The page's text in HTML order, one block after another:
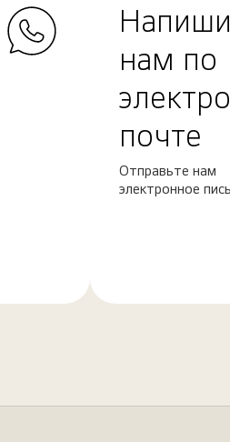
нам по
почте
Отправьте нам
электронное